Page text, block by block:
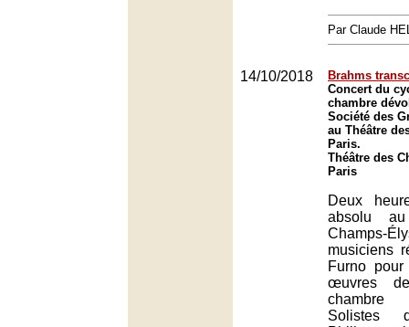
Par Claude
14/10/2018
Brahms
Concert du
chambre
Société des
au Théâtre
Paris.
Théâtre des
Paris
Deux
absolu
Champs-
musiciens
Furno
œuvres
Solistes